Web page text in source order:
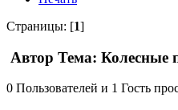
Страницы: [1]
Автор Тема: Колесные
0 Пользователей и 1 Гость